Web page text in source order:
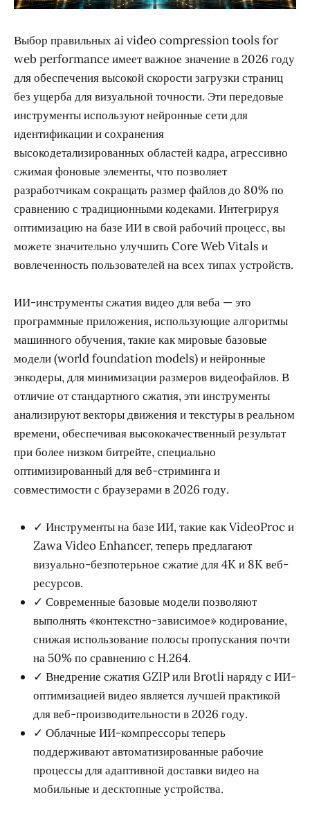
Выбор правильных ai video compression tools for
web performance имеет важное значение в 2026 году
для обеспечения высокой скорости загрузки страниц
без ущерба для визуальной точности. Эти передовые
инструменты используют нейронные сети для
идентификации и сохранения
высокодетализированных областей кадра, агрессивно
сжимая фоновые элементы, что позволяет
разработчикам сокращать размер файлов до 80% по
сравнению с традиционными кодеками. Интегрируя
оптимизацию на базе ИИ в свой рабочий процесс, вы
можете значительно улучшить Core Web Vitals и
вовлеченность пользователей на всех типах устройств.
ИИ-инструменты сжатия видео для веба — это
программные приложения, использующие алгоритмы
машинного обучения, такие как мировые базовые
модели (world foundation models) и нейронные
энкодеры, для минимизации размеров видеофайлов. В
отличие от стандартного сжатия, эти инструменты
анализируют векторы движения и текстуры в реальном
времени, обеспечивая высококачественный результат
при более низком битрейте, специально
оптимизированный для веб-стриминга и
совместимости с браузерами в 2026 году.
✓ Инструменты на базе ИИ, такие как VideoProc и
Zawa Video Enhancer, теперь предлагают
визуально-безпотерьное сжатие для 4K и 8K веб-
ресурсов.
✓ Современные базовые модели позволяют
выполнять «контекстно-зависимое» кодирование,
снижая использование полосы пропускания почти
на 50% по сравнению с H.264.
✓ Внедрение сжатия GZIP или Brotli наряду с ИИ-
оптимизацией видео является лучшей практикой
для веб-производительности в 2026 году.
✓ Облачные ИИ-компрессоры теперь
поддерживают автоматизированные рабочие
процессы для адаптивной доставки видео на
мобильные и десктопные устройства.